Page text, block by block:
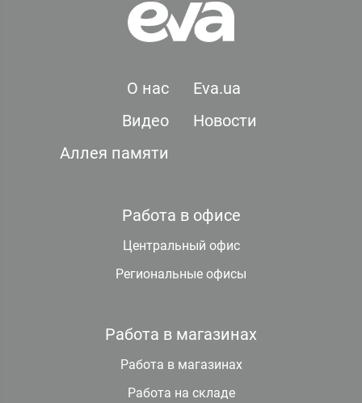
О нас
Eva.ua
Видео
Новости
Аллея памяти
Работа в офисе
Центральный офис
Региональные офисы
Работа в магазинах
Работа в магазинах
Работа на складе